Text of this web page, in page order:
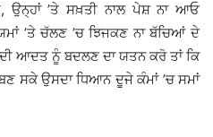
ਉਨ੍ਹਾਂ ’ਤੇ ਸਖ਼ਤੀ ਨਾਲ ਪੇਸ਼ ਨਾ ਆਓ
’ਤੇ ਚੱਲਣ ’ਚ ਝਿਜਕਣ ਨਾ ਬੱਚਿਆਂ ਦੇ
ਆਦਤ ਨੂੰ ਬਦਲਣ ਦਾ ਯਤਨ ਕਰੋ ਤਾਂ ਕਿ
ਸਕੇ ਉਸਦਾ ਧਿਆਨ ਦੂਜੇ ਕੰਮਾਂ ’ਚ ਸਮਾਂ